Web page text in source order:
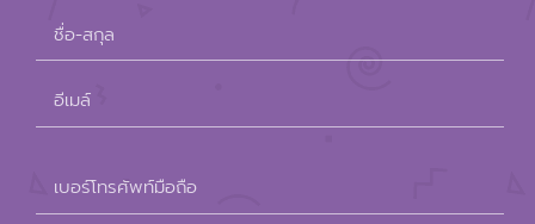
ชื่อ-สกุล
อีเมล์
leave
เบอร์โทรศัพท์มือถือ